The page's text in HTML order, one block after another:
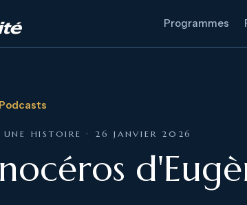
Programmes
Podcasts
UNE HISTOIRE · 26 JANVIER 2026